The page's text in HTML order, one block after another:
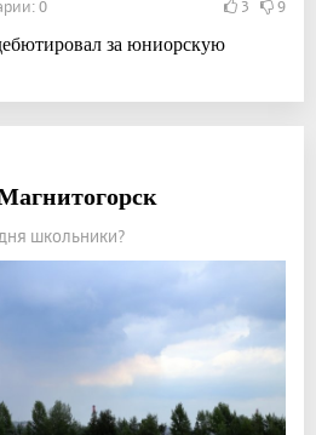
0 3 9
за юниорскую
школьники?